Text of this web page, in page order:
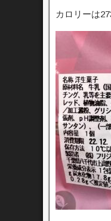
カロリーは